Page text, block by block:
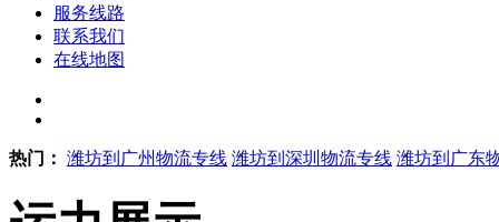
服务线路
联系我们
在线地图
热门： 潍坊到广州物流专线 潍坊到深圳物流专线 潍坊到广东